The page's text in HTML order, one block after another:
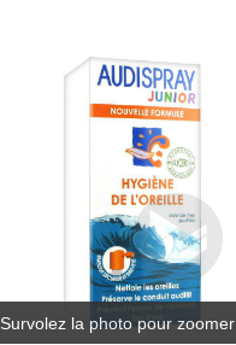
Survolez la photo pour zoomer